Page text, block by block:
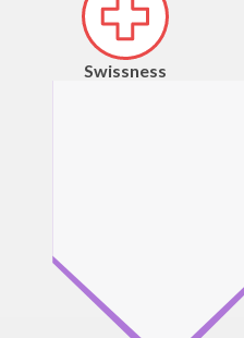
Swissness